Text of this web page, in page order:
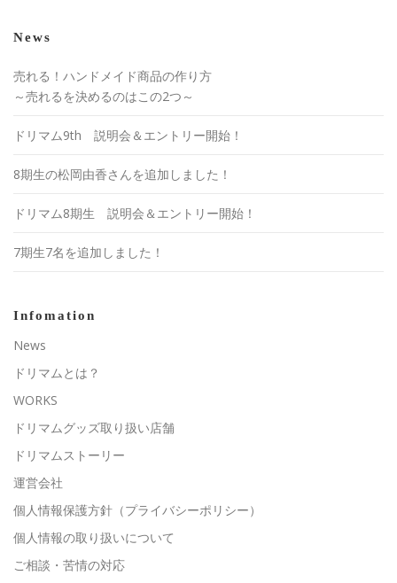
News
売れる！ハンドメイド商品の作り方
～売れるを決めるのはこの2つ～
ドリマム9th 説明会＆エントリー開始！
8期生の松岡由香さんを追加しました！
ドリマム8期生 説明会＆エントリー開始！
7期生7名を追加しました！
Infomation
News
ドリマムとは？
WORKS
ドリマムグッズ取り扱い店舗
ドリマムストーリー
運営会社
個人情報保護方針（プライバシーポリシー）
個人情報の取り扱いについて
ご相談・苦情の対応